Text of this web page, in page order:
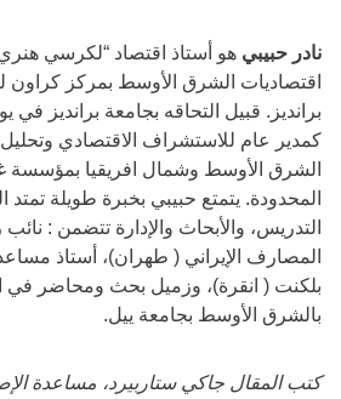
نادر حبيبي هو أستاذ اقتصاد “لكرسي
اقتصاديات الشرق الأوسط بمركز
كمدير عام للاستشراف الاقتصادي
الشرق الأوسط وشمال افريقيا بمؤسسة
التدريس، والأبحاث والإدارة تتضمن :
المصارف الإيراني ( طهران)، أستاذ
بلكنت ( انقرة)، وزميل بحث ومحاضر في
بالشرق الأوسط بجامعة ييل.
كتب المقال جاكي ستاربيرد، مساعدة